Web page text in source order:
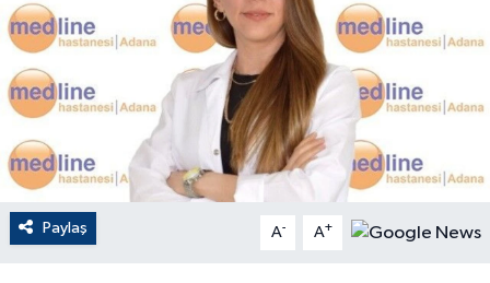
Paylaş A- A+
English News
Finans
Flaş Haber